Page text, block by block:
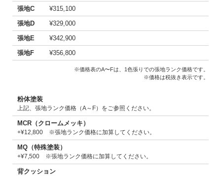
張地C
¥315,100
張地D
¥329,000
張地E
¥342,900
張地F
¥356,800
※価格表のA〜Fは、1色張りでの張地ランク価格です。
※価格は税抜き表示です。
粉体塗装
上記、張地ランク価格（A～F）をご参照ください。
MCR（クロームメッキ）
+¥12,800 ※張地ランク価格に加算してください。
MQ（特殊塗装）
+¥7,500 ※張地ランク価格に加算してください。
背クッション